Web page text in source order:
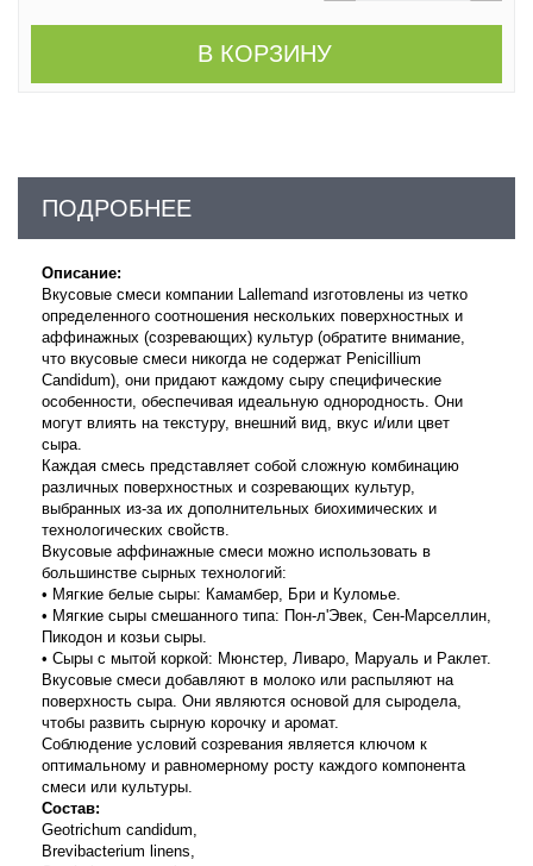
В КОРЗИНУ
ПОДРОБНЕЕ
Описание:
Вкусовые смеси компании Lallemand изготовлены из четко
определенного соотношения нескольких поверхностных и
аффинажных (созревающих) культур (обратите внимание,
что вкусовые смеси никогда не содержат Penicillium
Candidum), они придают каждому сыру специфические
особенности, обеспечивая идеальную однородность. Они
могут влиять на текстуру, внешний вид, вкус и/или цвет
сыра.
Каждая смесь представляет собой сложную комбинацию
различных поверхностных и созревающих культур,
выбранных из-за их дополнительных биохимических и
технологических свойств.
Вкусовые аффинажные смеси можно использовать в
большинстве сырных технологий:
• Мягкие белые сыры: Камамбер, Бри и Куломье.
• Мягкие сыры смешанного типа: Пон-л'Эвек, Сен-Марселлин,
Пикодон и козьи сыры.
• Сыры с мытой коркой: Мюнстер, Ливаро, Маруаль и Раклет.
Вкусовые смеси добавляют в молоко или распыляют на
поверхность сыра. Они являются основой для сыродела,
чтобы развить сырную корочку и аромат.
Соблюдение условий созревания является ключом к
оптимальному и равномерному росту каждого компонента
смеси или культуры.
Состав:
Geotrichum candidum,
Brevibacterium linens,